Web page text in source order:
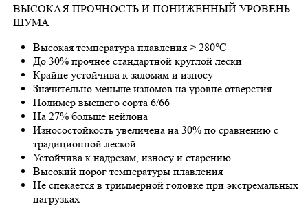
ВЫСОКАЯ ПРОЧНОСТЬ И ПОНИЖЕННЫЙ УРОВЕНЬ
ШУМА
Высокая температура плавления > 280°C
До 30% прочнее стандартной круглой лески
Крайне устойчива к заломам и износу
Значительно меньше изломов на уровне отверстия
Полимер высшего сорта 6/66
На 27% больше нейлона
Износостойкость увеличена на 30% по сравнению с
традиционной леской
Устойчива к надрезам, износу и старению
Высокий порог температуры плавления
Не спекается в триммерной головке при экстремальных
нагрузках